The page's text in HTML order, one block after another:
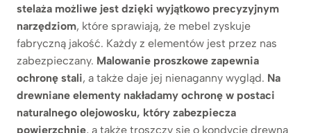
stelaża możliwe jest dzięki wyjątkowo precyzyjnym
narzędziom, które sprawiają, że mebel zyskuje
fabryczną jakość. Każdy z elementów jest przez nas
zabezpieczany. Malowanie proszkowe zapewnia
ochronę stali, a także daje jej nienaganny wygląd. Na
drewniane elementy nakładamy ochronę w postaci
naturalnego olejowosku, który zabezpiecza
powierzchnię, a także troszczy się o kondycję drewna